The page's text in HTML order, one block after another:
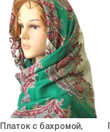
Платок с бахромой,